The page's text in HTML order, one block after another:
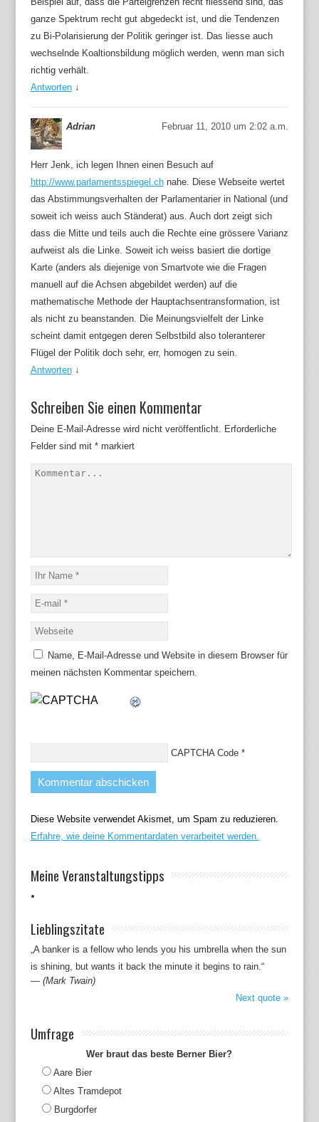
ganze Spektrum recht gut abgedeckt ist, und die Tendenzen
zu Bi-Polarisierung der Politik geringer ist. Das liesse auch
wechselnde Koaltionsbildung möglich werden, wenn man sich
richtig verhält.
Antworten ↓
Adrian Februar 11, 2010 um 2:02 a.m.
Herr Jenk, ich legen Ihnen einen Besuch auf
http://www.parlamentsspiegel.chnahe. Diese Webseite wertet
das Abstimmungsverhalten der Parlamentarier in National (und
soweit ich weiss auch Ständerat) aus. Auch dort zeigt sich
dass die Mitte und teils auch die Rechte eine grössere Varianz
aufweist als die Linke. Soweit ich weiss basiert die dortige
Karte (anders als diejenige von Smartvote wie die Fragen
manuell auf die Achsen abgebildet werden) auf die
mathematische Methode der Hauptachsentransformation, ist
als nicht zu beanstanden. Die Meinungsvielfelt der Linke
scheint damit entgegen deren Selbstbild also toleranterer
Flügel der Politik doch sehr, err, homogen zu sein.
Antworten ↓
Schreiben Sie einen Kommentar
Deine E-Mail-Adresse wird nicht veröffentlicht. Erforderliche
Felder sind mit *markiert
Name, E-Mail-Adresse und Website in diesem Browser für
meinen nächsten Kommentar speichern.
CAPTCHA Code*
Diese Website verwendet Akismet, um Spam zu reduzieren.
Erfahre, wie deine Kommentardaten verarbeitet werden.
Meine Veranstaltungstipps
Lieblingszitate
„A banker is a fellow who lends you his umbrella when the sun
is shining, but wants it back the minute it begins to rain.“
— (Mark Twain)
Next quote »
Umfrage
Wer braut das beste Berner Bier?
Aare Bier
Altes Tramdepot
Burgdorfer